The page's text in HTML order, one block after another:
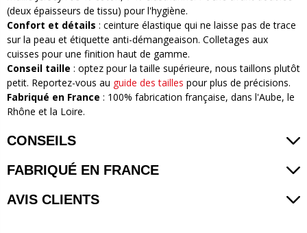
(deux épaisseurs de tissu) pour l'hygiène.
Confort et détails : ceinture élastique qui ne laisse pas de trace
sur la peau et étiquette anti-démangeaison. Colletages aux
cuisses pour une finition haut de gamme.
Conseil taille : optez pour la taille supérieure, nous taillons plutôt
petit. Reportez-vous au guide des tailles pour plus de précisions.
Fabriqué en France : 100% fabrication française, dans l'Aube, le
Rhône et la Loire.
CONSEILS
FABRIQUÉ EN FRANCE
AVIS CLIENTS